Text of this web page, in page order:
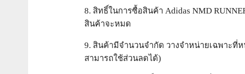
8. สิทธิ์ในการซื้อสินค้า Adidas NMD
สินค้าจะหมด
9. สินค้ามีจำนวนจำกัด วางจำหน่ายเฉพาะที่
สามารถใช้ส่วนลดได้)